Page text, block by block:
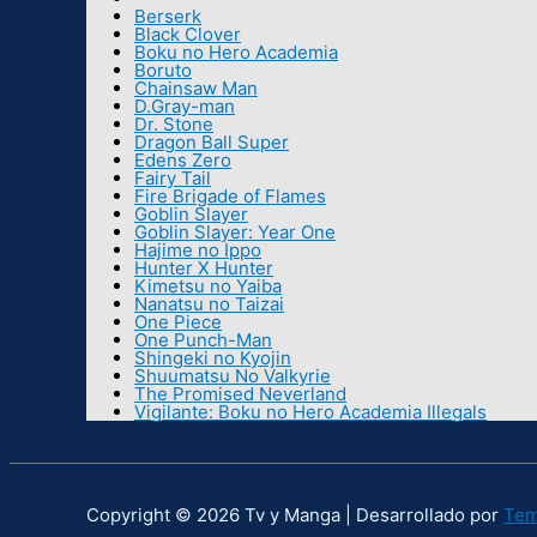
Berserk
Black Clover
Boku no Hero Academia
Boruto
Chainsaw Man
D.Gray-man
Dr. Stone
Dragon Ball Super
Edens Zero
Fairy Tail
Fire Brigade of Flames
Goblin Slayer
Goblin Slayer: Year One
Hajime no Ippo
Hunter X Hunter
Kimetsu no Yaiba
Nanatsu no Taizai
One Piece
One Punch-Man
Shingeki no Kyojin
Shuumatsu No Valkyrie
The Promised Neverland
Vigilante: Boku no Hero Academia Illegals
Copyright © 2026 Tv y Manga | Desarrollado por